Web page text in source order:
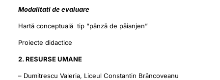
Modalitati de evaluare
Hartă conceptuală tip “pânză de păianjen”
Proiecte didactice
2. RESURSE UMANE
– Dumitrescu Valeria, Liceul Constantin Brâncoveanu